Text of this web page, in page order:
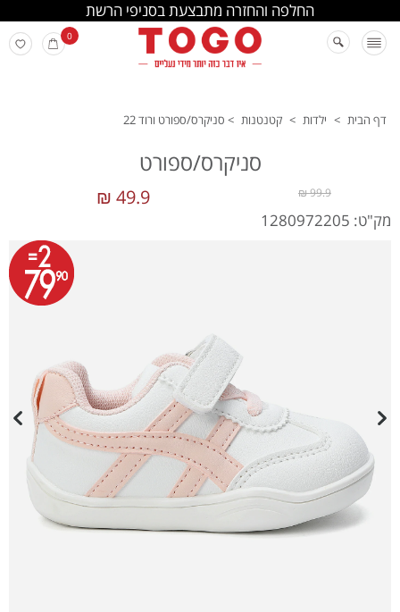
החלפה והחזרה מתבצעת בסניפי הרשת
0
דף הבית > ילדות > קטנטנות > סניקרס/ספורט ורוד 22
סניקרס/ספורט
49.9 ₪ 99.9 ₪
מק"ט: 1280972205